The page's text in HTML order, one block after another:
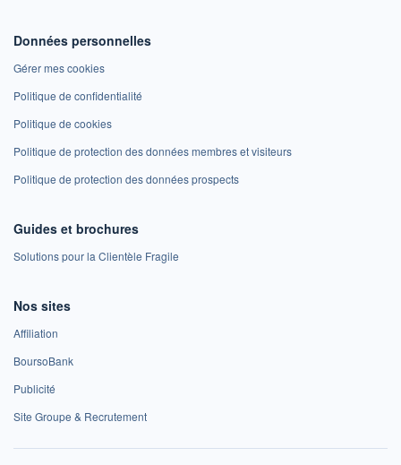
Données personnelles
Gérer mes cookies
Politique de confidentialité
Politique de cookies
Politique de protection des données membres et visiteurs
Politique de protection des données prospects
Guides et brochures
Solutions pour la Clientèle Fragile
Nos sites
Affiliation
BoursoBank
Publicité
Site Groupe & Recrutement